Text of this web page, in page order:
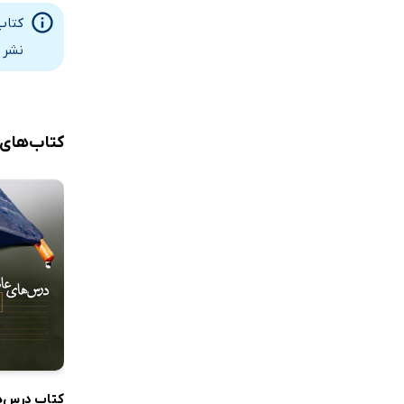
روز نو
بی تو
ضربان
بهشت
حسرت
دریا
بهاران
پاییز عشق
کتاب